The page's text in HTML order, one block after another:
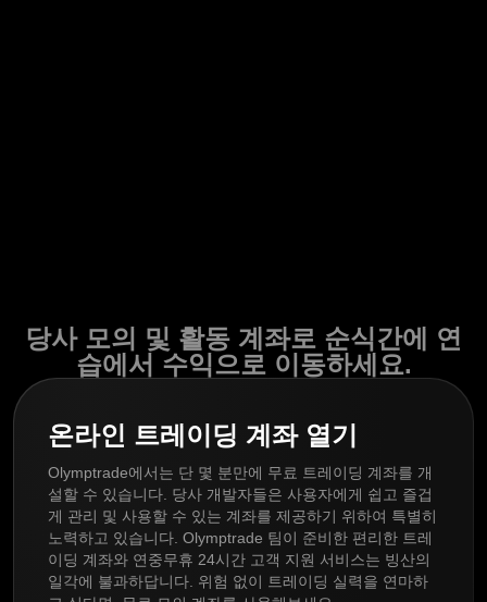
당사 모의 및 활동 계좌로 순식간에 연
습에서 수익으로 이동하세요.
온라인 트레이딩 계좌 열기
Olymptrade에서는 단 몇 분만에 무료 트레이딩 계좌를 개
설할 수 있습니다. 당사 개발자들은 사용자에게 쉽고 즐겁
게 관리 및 사용할 수 있는 계좌를 제공하기 위하여 특별히
노력하고 있습니다. Olymptrade 팀이 준비한 편리한 트레
이딩 계좌와 연중무휴 24시간 고객 지원 서비스는 빙산의
일각에 불과하답니다. 위험 없이 트레이딩 실력을 연마하